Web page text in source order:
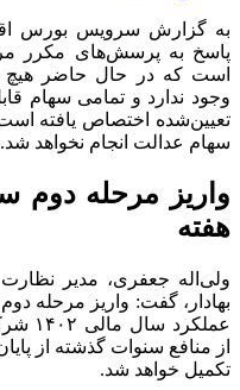
به گزارش سرویس بورس
پاسخ به پرسش‌های مکرر
است که در حال حاضر هیچ
وجود ندارد و تمامی سهام
تعیین‌شده اختصاص یافته است.
سهام عدالت انجام نخواهد شد.
واریز مرحله دوم
هفته
ولی‌اله جعفری، مدیر
بهادار، گفت: واریز مرحله
از منافع سنوات گذشته از
تکمیل خواهد شد.